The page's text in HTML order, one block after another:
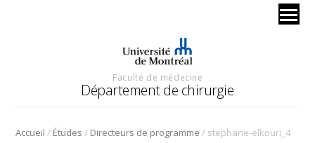
Faculté de médecine
Département de chirurgie
Accueil / Études / Directeurs de programme / stephane-elkouri_4